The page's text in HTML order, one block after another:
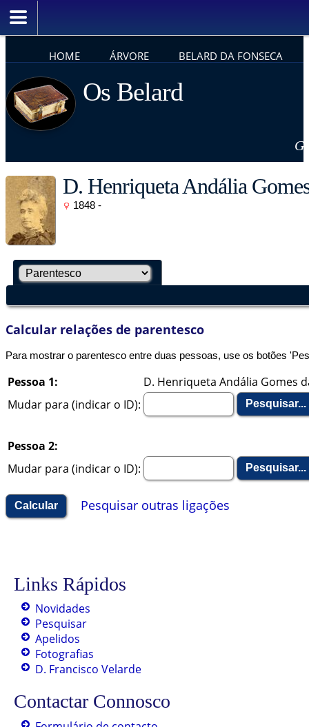
HOME ÁRVORE BELARD DA FONSECA
Os Belard
D. Henriqueta Andália
1848 -
Calcular relações de parentesco
Para mostrar o parentesco entre duas pessoas, use os botões
Pessoa 1:
D. Henriqueta Andália Gomes
Mudar para (indicar o ID):
Pessoa 2:
Mudar para (indicar o ID):
Pesquisar outras ligações
Links Rápidos
Novidades
Pesquisar
Apelidos
Fotografias
D. Francisco Velarde
Contactar Connosco